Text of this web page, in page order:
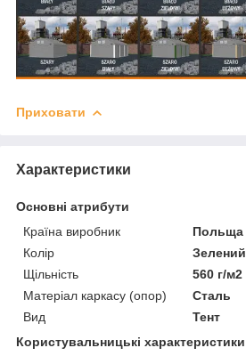
Приховати
Характеристики
Основні атрибути
Країна виробник
Польща
Колір
Зелений
Щільність
560 г/м2
Матеріал каркасу (опор)
Сталь
Вид
Тент
Користувальницькі характеристики